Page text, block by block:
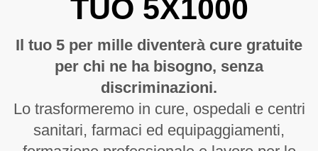
uso dei fondi 2022
uso dei fondi 2021
uso dei fondi 2020
uso dei fondi 2019
TUO 5X1000
Il tuo 5 per mille diventerà cure gratuite
per chi ne ha bisogno, senza
discriminazioni.
Lo trasformeremo in cure, ospedali e centri
sanitari, farmaci ed equipaggiamenti,